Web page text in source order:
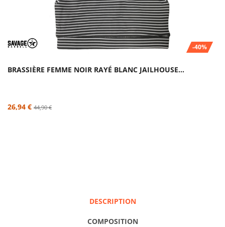
-40%
BRASSIÈRE FEMME NOIR RAYÉ BLANC JAILHOUSE...
26,94 € 44,90 €
DESCRIPTION
COMPOSITION